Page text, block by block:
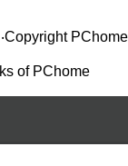
‧Copyright PChome
of PChome